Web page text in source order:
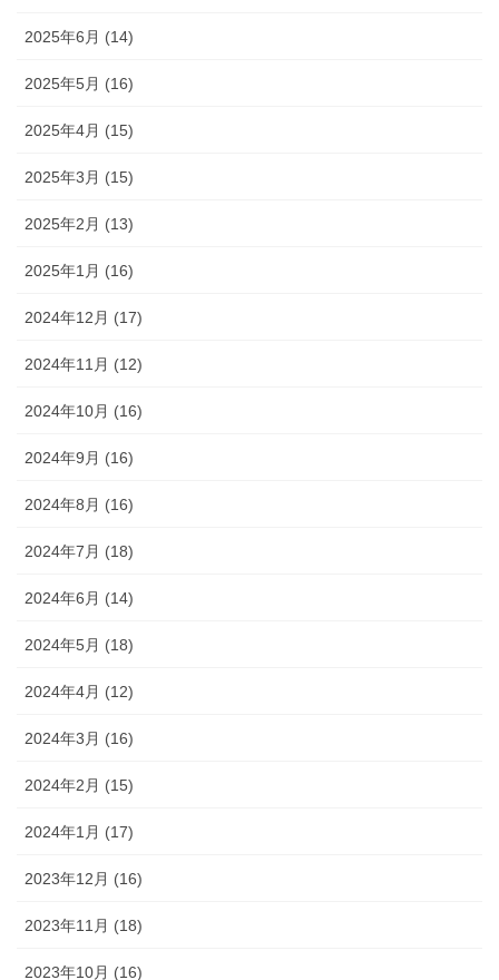
2025年6月 (14)
2025年5月 (16)
2025年4月 (15)
2025年3月 (15)
2025年2月 (13)
2025年1月 (16)
2024年12月 (17)
2024年11月 (12)
2024年10月 (16)
2024年9月 (16)
2024年8月 (16)
2024年7月 (18)
2024年6月 (14)
2024年5月 (18)
2024年4月 (12)
2024年3月 (16)
2024年2月 (15)
2024年1月 (17)
2023年12月 (16)
2023年11月 (18)
2023年10月 (16)